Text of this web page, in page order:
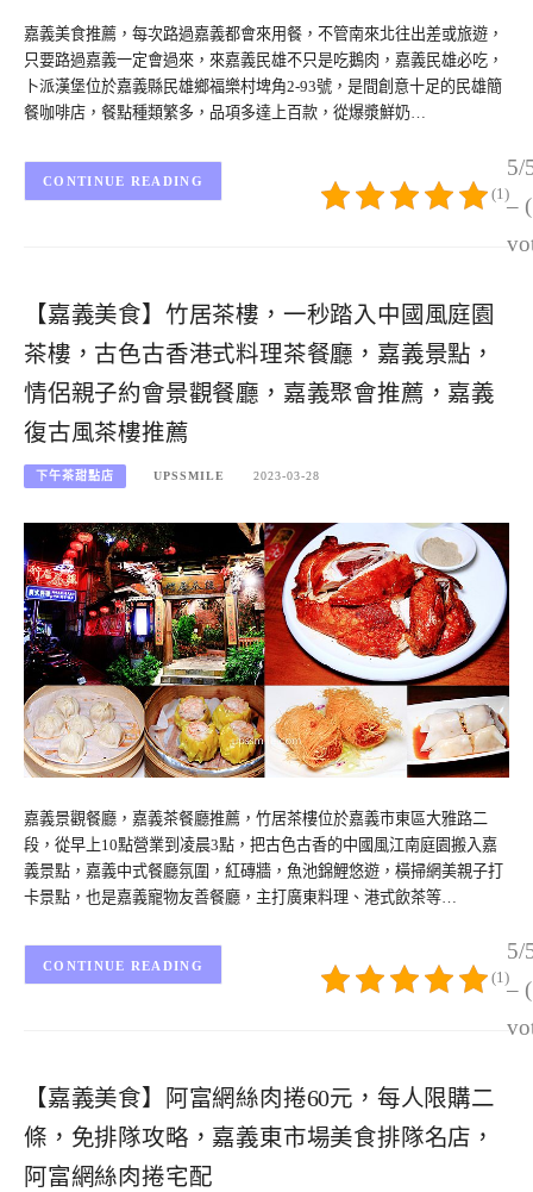
嘉義美食推薦，每次路過嘉義都會來用餐，不管南來北往出差或旅遊，
只要路過嘉義一定會過來，來嘉義民雄不只是吃鵝肉，嘉義民雄必吃，
卜派漢堡位於嘉義縣民雄鄉福樂村埤角2-93號，是間創意十足的民雄簡
餐咖啡店，餐點種類繁多，品項多達上百款，從爆漿鮮奶…
5/
–
(1)
CONTINUE READING
【嘉義美食】竹居茶樓，一秒踏入中國風庭園
茶樓，古色古香港式料理茶餐廳，嘉義景點，
情侶親子約會景觀餐廳，嘉義聚會推薦，嘉義
復古風茶樓推薦
下午茶甜點店 UPSSMILE 2023-03-28
嘉義景觀餐廳，嘉義茶餐廳推薦，竹居茶樓位於嘉義市東區大雅路二
段，從早上10點營業到凌晨3點，把古色古香的中國風江南庭園搬入嘉
義景點，嘉義中式餐廳氛圍，紅磚牆，魚池錦鯉悠遊，橫掃網美親子打
卡景點，也是嘉義寵物友善餐廳，主打廣東料理、港式飲茶等…
5/
–
(1)
CONTINUE READING
【嘉義美食】阿富網絲肉捲60元，每人限購二
條，免排隊攻略，嘉義東市場美食排隊名店，
阿富網絲肉捲宅配